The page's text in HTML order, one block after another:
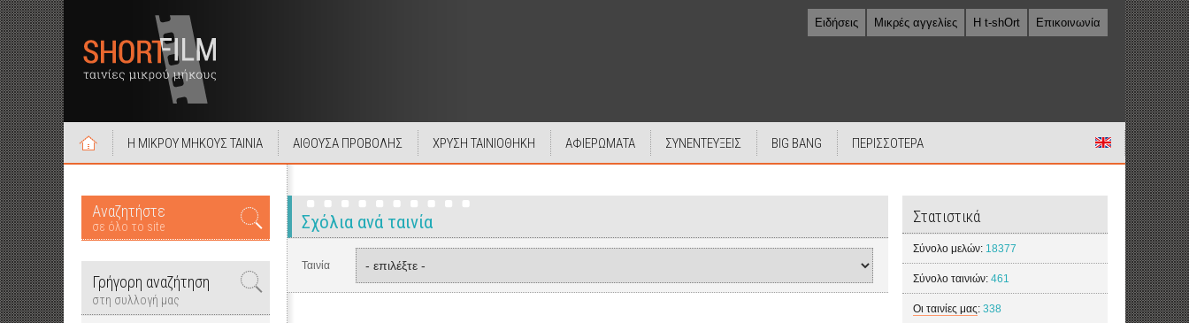
Ειδήσεις Μικρές αγγελίες Η t-shOrt Επικοινωνία
Η ΜΙΚΡΟΥ ΜΗΚΟΥΣ ΤΑΙΝΙΑ ΑΙΘΟΥΣΑ ΠΡΟΒΟΛΗΣ ΧΡΥΣΗ ΤΑΙΝΙΟΘΗΚΗ ΑΦΙΕΡΩΜΑΤΑ ΣΥΝΕΝΤΕΥΞΕΙΣ BIG BANG ΠΕΡΙΣΣΟΤΕΡΑ
Αναζητήστε
σε όλο το site
Γρήγορη αναζήτηση
στη συλλογή μας
Σχόλια ανά ταινία
Ταινία
Στατιστικά
Σύνολο μελών: 18377
Σύνολο ταινιών:461
Οι ταινίες μας:338